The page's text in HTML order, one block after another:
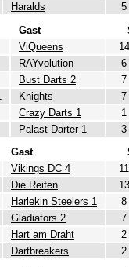
Haralds 5
Gast
ViQueens 14
RAYvolution 6
Bust Darts 2 7
Knights 7
Crazy Darts 1 1
Palast Darter 1 3
Gast
Vikings DC 4 11
Die Reifen 13
Harlekin Steelers 1 8
Gladiators 2 7
Hart am Draht 2
Dartbreakers 2